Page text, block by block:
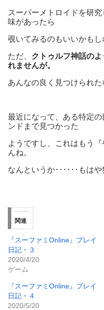
スーパーメトロイドを研
味があったら
覗いてみるのもいいかもし
ただ、 クトゥルフ神話の
れませんが。
あんなの良く見つけられた
最近になって、ある特定
ンドまで見つかった
ようですし、これはもう
んね。
なんというか･･････もはや
関連
『スーファミOnline』プレイ
日記・３
2020/4/20
ゲーム
『スーファミOnline』プレイ
日記・４
2020/5/20